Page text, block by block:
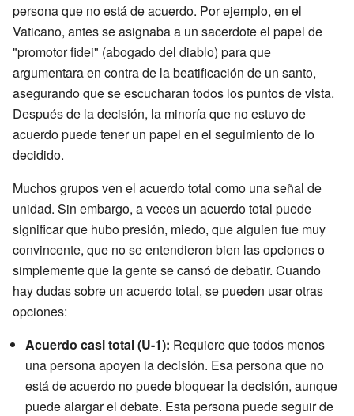
persona que no está de acuerdo. Por ejemplo, en el
Vaticano, antes se asignaba a un sacerdote el papel de
"promotor fidei" (abogado del diablo) para que
argumentara en contra de la beatificación de un santo,
asegurando que se escucharan todos los puntos de vista.
Después de la decisión, la minoría que no estuvo de
acuerdo puede tener un papel en el seguimiento de lo
decidido.
Muchos grupos ven el acuerdo total como una señal de
unidad. Sin embargo, a veces un acuerdo total puede
significar que hubo presión, miedo, que alguien fue muy
convincente, que no se entendieron bien las opciones o
simplemente que la gente se cansó de debatir. Cuando
hay dudas sobre un acuerdo total, se pueden usar otras
opciones:
Acuerdo casi total (U-1): Requiere que todos menos
una persona apoyen la decisión. Esa persona que no
está de acuerdo no puede bloquear la decisión, aunque
puede alargar el debate. Esta persona puede seguir de